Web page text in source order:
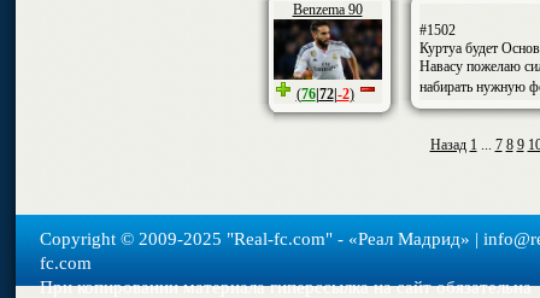
Benzema 90
(76|72|-2)
#1502
Куртуа будет
Навасу пожелаю
набирать нужную
Назад 1 ... 7 8 9
Copyright © 2009-2025 "Real-fс.com" - «Реал Мадрид» |
fc.com
При копировании материала гиперссылка на сайт обязательна